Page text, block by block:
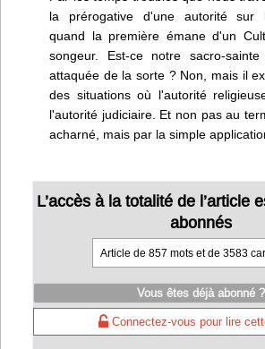
la prérogative d'une autorité sur
quand la première émane d'un
songeur. Est-ce notre sacro-
attaquée de la sorte ? Non, mais il
des situations où l'autorité
l'autorité judiciaire. Et non pas au
acharné, mais par la simple
L’accès à la totalité de l’article
abonnés
Article de 857 mots et de 3583
Vous êtes déjà abonné ?
Connectez-vous pour lire